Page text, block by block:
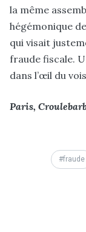
la même
hégémonique
qui visait
fraude fiscale.
dans l’œil du
Paris,
fraude